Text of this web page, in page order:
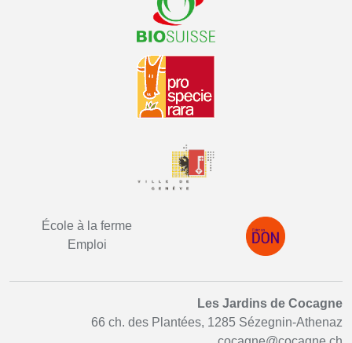
École à la ferme
Emploi
Les Jardins de Cocagne
66 ch. des Plantées, 1285 Sézegnin-Athenaz